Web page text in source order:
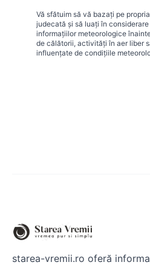
Vă sfătuim să vă bazați pe
judecată și să luați în
informațiilor meteorologice
de călătorii, activități în aer liber
influențate de condițiile
starea-vremii.ro oferă